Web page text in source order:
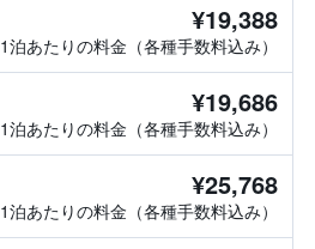
¥19,388
1泊あたりの料金（各種手数料込み）
¥19,686
1泊あたりの料金（各種手数料込み）
¥25,768
1泊あたりの料金（各種手数料込み）